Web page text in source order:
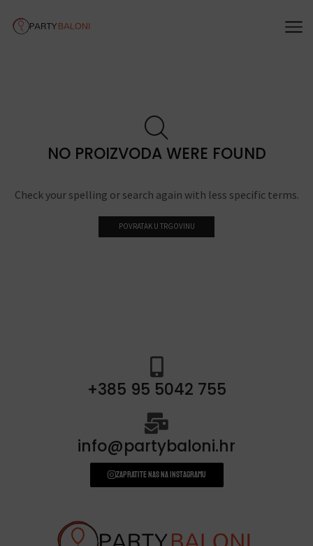
NO PROIZVODA WERE FOUND
Check your spelling or search again with less specific terms.
POVRATAK U TRGOVINU
+385 95 5042 755
info@partybaloni.hr
Zapratite nas na instagramu